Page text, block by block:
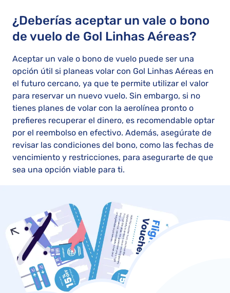
¿Deberías aceptar un vale o bono
de vuelo de Gol Linhas Aéreas?
Aceptar un vale o bono de vuelo puede ser una
opción útil si planeas volar con Gol Linhas Aéreas en
el futuro cercano, ya que te permite utilizar el valor
para reservar un nuevo vuelo. Sin embargo, si no
tienes planes de volar con la aerolínea pronto o
prefieres recuperar el dinero, es recomendable optar
por el reembolso en efectivo. Además, asegúrate de
revisar las condiciones del bono, como las fechas de
vencimiento y restricciones, para asegurarte de que
sea una opción viable para ti.